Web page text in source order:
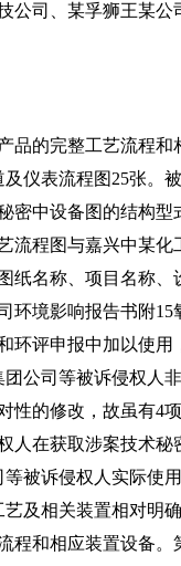
公司、某孚狮王某公
的完整工艺流程和
仪表流程图25张。
密中设备图的结构
流程图与嘉兴中某化
纸名称、项目名称、
环境影响报告书附15
环评申报中加以使用
公司等被诉侵权人
性的修改，故虽有4
人在获取涉案技术秘
被诉侵权人实际使
及相关装置相对明
程和相应装置设备。